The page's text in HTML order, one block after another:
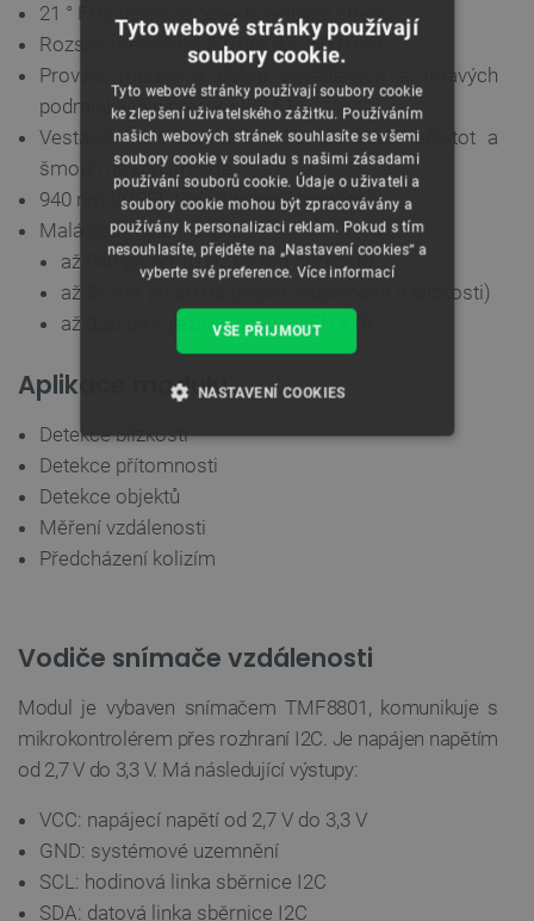
21 ° FOI, detekuje objekty nejblíže středu
Rozsah měření od 20 mm do 2500 mm
Provádí měření v dobře osvětlených a tmavých
podmínkách s přesností ± 5 %
Vestavěný histogram pro kompenzaci nečistot a
šmouh na krycím skle
940 nm VCSEL třída 1 bezpečnosti očí
Malá spotřeba energie:
až 940 μA při 10 Hz (režim blízkosti)
až 26 mA při 60 Hz (režim vzdálenosti a blízkosti)
až 0,26 μA v režimu spánku (EN = 0)
Aplikace modulu
Detekce blízkosti
Detekce přítomnosti
Detekce objektů
Měření vzdálenosti
Předcházení kolizím
Vodiče snímače vzdálenosti
Modul je vybaven snímačem TMF8801, komunikuje s
mikrokontrolérem přes rozhraní I2C. Je napájen napětím
od 2,7 V do 3,3 V. Má následující výstupy:
VCC: napájecí napětí od 2,7 V do 3,3 V
GND: systémové uzemnění
SCL: hodinová linka sběrnice I2C
SDA: datová linka sběrnice I2C
Tyto webové stránky používají
soubory cookie.
Tyto webové stránky používají soubory cookie
ke zlepšení uživatelského zážitku. Používáním
našich webových stránek souhlasíte se všemi
soubory cookie v souladu s našimi zásadami
používání souborů cookie. Údaje o uživateli a
soubory cookie mohou být zpracovávány a
používány k personalizaci reklam. Pokud s tím
nesouhlasíte, přejděte na „Nastavení cookies“ a
vyberte své preference. Více informací
VŠE PŘIJMOUT
NASTAVENÍ COOKIES
NEZBYTNĚ NUTNÉ SOUBORY
VÝKONOVÉ SOUBORY
SOUBORY CÍLENÍ
Soubory cílení Funkční soubory
funkce webových stránek, jako je přihlášení
uživatele a správa účtu. Webové stránky nelze bez
nezbytně nutných souborů cookie správně
používat.